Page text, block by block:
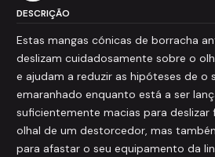
DESCRIÇÃO
Estas mangas cónicas de borracha
deslizam cuidadosamente sobre o
e ajudam a reduzir as hipóteses de o
emaranhado enquanto está a ser
suficientemente macias para deslizar
olhal de um destorcedor, mas
para afastar o seu equipamento da